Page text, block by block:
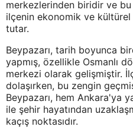
merkezlerinden biridir ve bu
ilçenin ekonomik ve
tutar.
Beypazarı, tarih boyunca
yapmış, özellikle Osmanlı
merkezi olarak gelişmiştir.
dolaşırken, bu zengin
Beypazarı, hem Ankara'ya
ile şehir hayatından
kaçış noktasıdır.